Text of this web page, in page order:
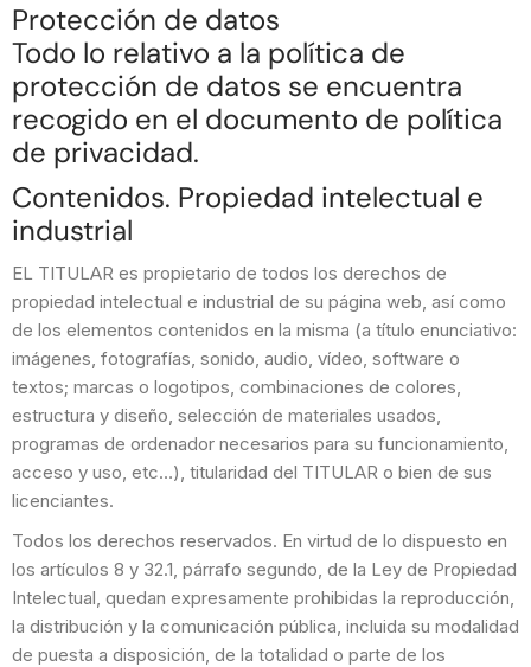
Protección de datos
Todo lo relativo a la política de
protección de datos se encuentra
recogido en el documento de política
de privacidad.
Contenidos. Propiedad intelectual e
industrial
EL TITULAR es propietario de todos los derechos de
propiedad intelectual e industrial de su página web, así como
de los elementos contenidos en la misma (a título enunciativo:
imágenes, fotografías, sonido, audio, vídeo, software o
textos; marcas o logotipos, combinaciones de colores,
estructura y diseño, selección de materiales usados,
programas de ordenador necesarios para su funcionamiento,
acceso y uso, etc…), titularidad del TITULAR o bien de sus
licenciantes.
Todos los derechos reservados. En virtud de lo dispuesto en
los artículos 8 y 32.1, párrafo segundo, de la Ley de Propiedad
Intelectual, quedan expresamente prohibidas la reproducción,
la distribución y la comunicación pública, incluida su modalidad
de puesta a disposición, de la totalidad o parte de los